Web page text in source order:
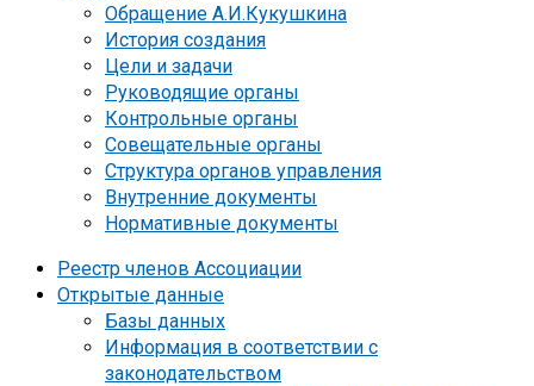
Обращение А.И.Кукушкина
История создания
Цели и задачи
Руководящие органы
Контрольные органы
Совещательные органы
Структура органов управления
Внутренние документы
Нормативные документы
Реестр членов Ассоциации
Открытые данные
Базы данных
Информация в соответствии с
законодательством